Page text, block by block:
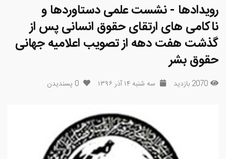
رویدادها - نشست علمی دستاوردها و
ناکامی های ارتقای حقوق انسانی پس از
گذشت هفت دهه از تصویب اعلامیه جهانی
حقوق بشر
2070 بازدید سه شنبه ۱۴ آذر ۱۳۹۶ 0 پسندیدن